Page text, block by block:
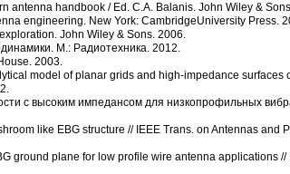
antenna handbook / Ed. C.A. Balanis. John Wiley &
engineering. New York: CambridgeUniversity Press.
John Wiley & Sons. 2006.
М.: Радиотехника. 2012.
2003.
model of planar grids and high-impedance surfaces
с высоким импедансом для низкопрофильных
like EBG structure // IEEE Trans. on Antennas and
ground plane for low profile wire antenna applications